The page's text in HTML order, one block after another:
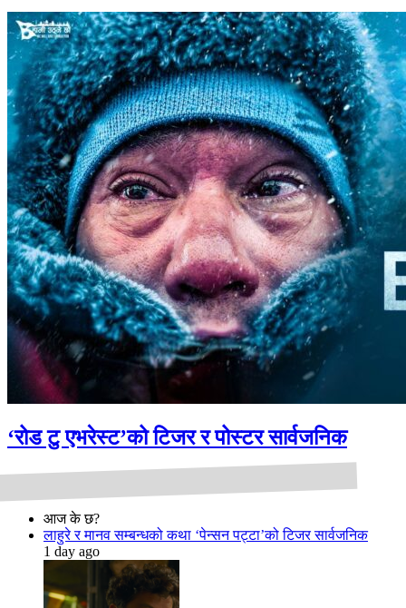
‘रोड टु एभरेस्ट’को टिजर र पोस्टर सार्वजनिक
आज के छ?
लाहुरे र मानव सम्बन्धको कथा ‘पेन्सन पट्टा’को टिजर सार्वजनिक
1 day ago